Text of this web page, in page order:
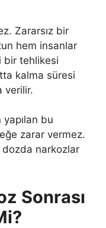
Zararsız bir
hem insanlar
bir tehlikesi
kalma süresi
verilir.
bu
zarar vermez.
narkozlar
Sonrası